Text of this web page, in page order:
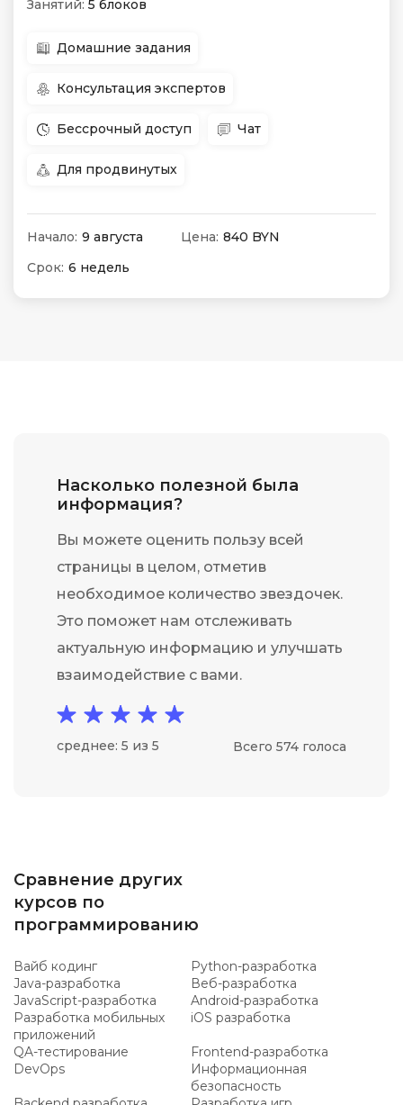
Занятий: 5 блоков
Домашние задания
Консультация экспертов
Бессрочный доступ Чат
Для продвинутых
Начало: 9 августа Цена: 840 BYN
Срок: 6 недель
Насколько полезной была
информация?
Вы можете оценить пользу всей
страницы в целом, отметив
необходимое количество звездочек.
Это поможет нам отслеживать
актуальную информацию и улучшать
взаимодействие с вами.
среднее: 5 из 5 Всего 574 голоса
Сравнение других
курсов по
программированию
Вайб кодинг
Python-разработка
Java-разработка
Веб-разработка
JavaScript-разработка
Android-разработка
Разработка мобильных
приложений
iOS разработка
QA-тестирование
Frontend-разработка
DevOps
Информационная
безопасность